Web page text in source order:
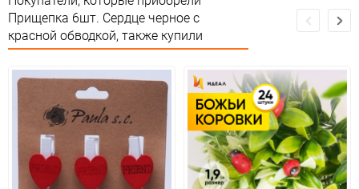
Количество в коробке 1
Прищепка 6шт. Сердце черное с
красной обводкой, также купили